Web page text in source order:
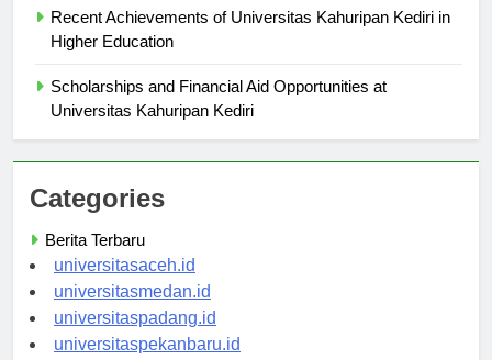
Recent Achievements of Universitas Kahuripan Kediri in
Higher Education
Scholarships and Financial Aid Opportunities at
Universitas Kahuripan Kediri
Categories
Berita Terbaru
universitasaceh.id
universitasmedan.id
universitaspadang.id
universitaspekanbaru.id